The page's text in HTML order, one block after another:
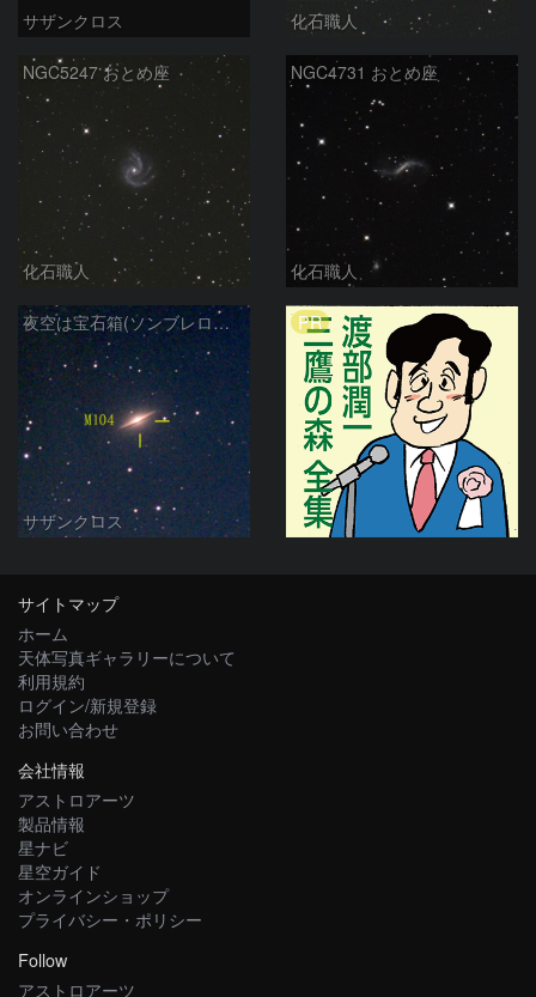
サザンクロス 化石職人
NGC5247 おとめ座
化石職人
NGC4731 おとめ座
化石職人
夜空は宝石箱(ソンブレロ銀河 M104) Seestar50
サザンクロス
PR
サイトマップ
ホーム
天体写真ギャラリーについて
利用規約
ログイン/新規登録
お問い合わせ
会社情報
アストロアーツ
製品情報
星ナビ
星空ガイド
オンラインショップ
プライバシー・ポリシー
Follow
アストロアーツ